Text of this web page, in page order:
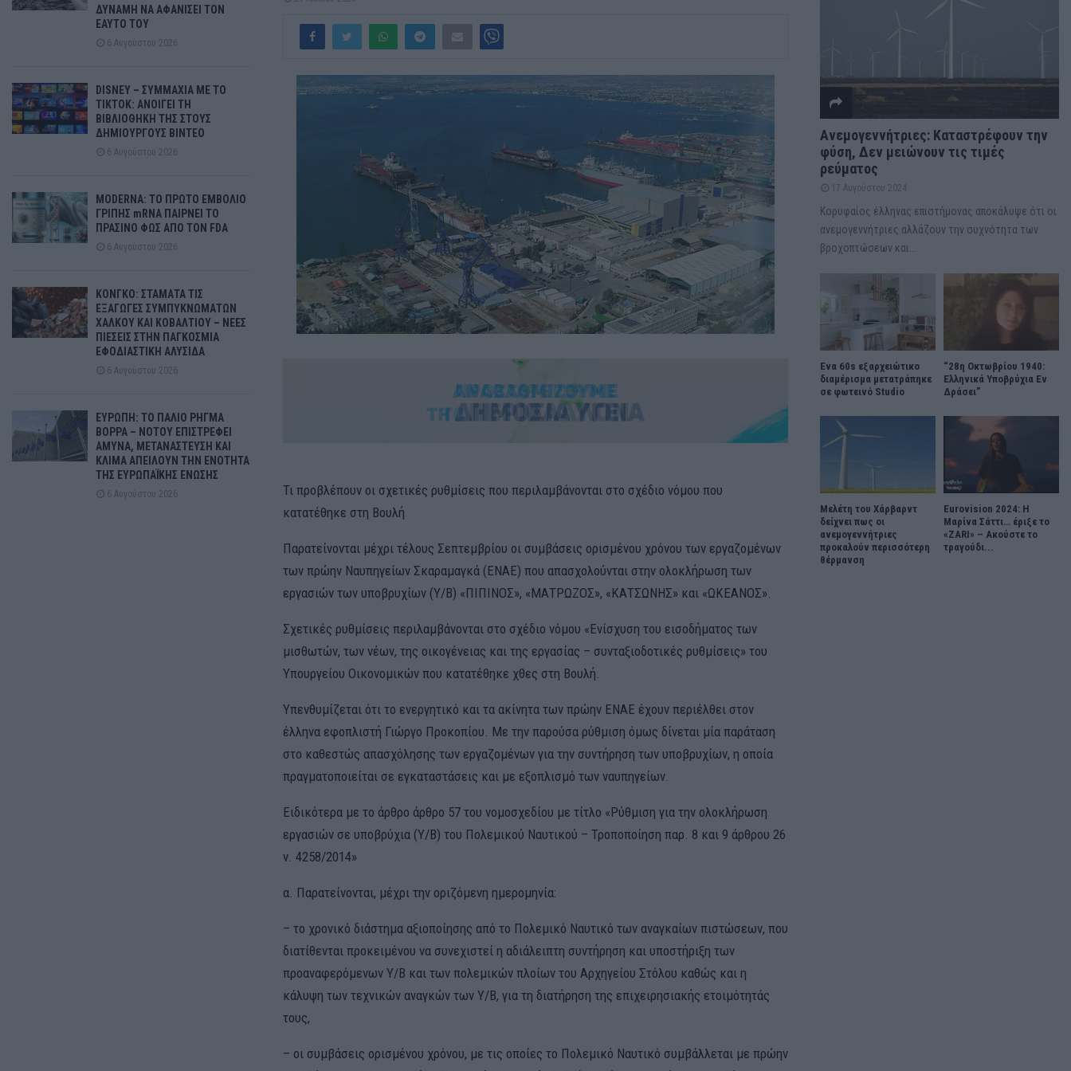
Τι προβλέπουν οι σχετικές ρυθμίσεις που περιλαμβάνονται στο σχέδιο νόμου που
κατατέθηκε στη Βουλή
Παρατείνονται μέχρι τέλους Σεπτεμβρίου οι συμβάσεις ορισμένου χρόνου των εργαζομένων
των πρώην Ναυπηγείων Σκαραμαγκά (ΕΝΑΕ) που απασχολούνται στην ολοκλήρωση των
εργασιών των υποβρυχίων (Υ/Β) «ΠΙΠΙΝΟΣ», «ΜΑΤΡΩΖΟΣ», «ΚΑΤΣΩΝΗΣ» και «ΩΚΕΑΝΟΣ».
Σχετικές ρυθμίσεις περιλαμβάνονται στο σχέδιο νόμου «Ενίσχυση του εισοδήματος των
μισθωτών, των νέων, της οικογένειας και της εργασίας – συνταξιοδοτικές ρυθμίσεις» του
Υπουργείου Οικονομικών που κατατέθηκε χθες στη Βουλή.
Υπενθυμίζεται ότι το ενεργητικό και τα ακίνητα των πρώην ΕΝΑΕ έχουν περιέλθει στον
έλληνα εφοπλιστή Γιώργο Προκοπίου. Με την παρούσα ρύθμιση όμως δίνεται μία παράταση
στο καθεστώς απασχόλησης των εργαζομένων για την συντήρηση των υποβρυχίων, η οποία
πραγματοποιείται σε εγκαταστάσεις και με εξοπλισμό των ναυπηγείων.
Ειδικότερα με το άρθρο άρθρο 57 του νομοσχεδίου με τίτλο «Ρύθμιση για την ολοκλήρωση
εργασιών σε υποβρύχια (Υ/Β) του Πολεμικού Ναυτικού – Τροποποίηση παρ. 8 και 9 άρθρου 26
ν. 4258/2014»
α. Παρατείνονται, μέχρι την οριζόμενη ημερομηνία:
– το χρονικό διάστημα αξιοποίησης από το Πολεμικό Ναυτικό των αναγκαίων πιστώσεων, που
διατίθενται προκειμένου να συνεχιστεί η αδιάλειπτη συντήρηση και υποστήριξη των
προαναφερόμενων Υ/Β και των πολεμικών πλοίων του Αρχηγείου Στόλου καθώς και η
κάλυψη των τεχνικών αναγκών των Υ/Β, για τη διατήρηση της επιχειρησιακής ετοιμότητάς
τους,
– οι συμβάσεις ορισμένου χρόνου, με τις οποίες το Πολεμικό Ναυτικό συμβάλλεται με πρώην
ΔΥΝΑΜΗ ΝΑ ΑΦΑΝΙΣΕΙ ΤΟΝ
ΕΑΥΤΟ ΤΟΥ
6 Αυγούστου 2026
DISNEY – ΣΥΜΜΑΧΙΑ ΜΕ ΤΟ
TIKTOK: ΑΝΟΙΓΕΙ ΤΗ
ΒΙΒΛΙΟΘΗΚΗ ΤΗΣ ΣΤΟΥΣ
ΔΗΜΙΟΥΡΓΟΥΣ ΒΙΝΤΕΟ
6 Αυγούστου 2026
MODERNA: ΤΟ ΠΡΩΤΟ ΕΜΒΟΛΙΟ
ΓΡΙΠΗΣ mRNA ΠΑΙΡΝΕΙ ΤΟ
ΠΡΑΣΙΝΟ ΦΩΣ ΑΠΟ ΤΟΝ FDA
6 Αυγούστου 2026
ΚΟΝΓΚΟ: ΣΤΑΜΑΤΑ ΤΙΣ
ΕΞΑΓΩΓΕΣ ΣΥΜΠΥΚΝΩΜΑΤΩΝ
ΧΑΛΚΟΥ ΚΑΙ ΚΟΒΑΛΤΙΟΥ – ΝΕΕΣ
ΠΙΕΣΕΙΣ ΣΤΗΝ ΠΑΓΚΟΣΜΙΑ
ΕΦΟΔΙΑΣΤΙΚΗ ΑΛΥΣΙΔΑ
6 Αυγούστου 2026
ΕΥΡΩΠΗ: ΤΟ ΠΑΛΙΟ ΡΗΓΜΑ
ΒΟΡΡΑ – ΝΟΤΟΥ ΕΠΙΣΤΡΕΦΕΙ
ΑΜΥΝΑ, ΜΕΤΑΝΑΣΤΕΥΣΗ ΚΑΙ
ΚΛΙΜΑ ΑΠΕΙΛΟΥΝ ΤΗΝ ΕΝΟΤΗΤΑ
ΤΗΣ ΕΥΡΩΠΑΪΚΗΣ ΕΝΩΣΗΣ
6 Αυγούστου 2026
Ανεμογεννήτριες: Καταστρέφουν την
φύση, Δεν μειώνουν τις τιμές
ρεύματος
17 Αυγούστου 2024
Κορυφαίος έλληνας επιστήμονας αποκάλυψε ότι οι
ανεμογεννήτριες αλλάζουν την συχνότητα των
βροχοπτώσεων και...
Ένα 60s εξαρχειώτικο
διαμέρισμα μετατράπηκε
σε φωτεινό Studio
“28η Οκτωβρίου 1940:
Ελληνικά Υποβρύχια Εν
Δράσει”
Μελέτη του Χάρβαρντ
δείχνει πως οι
ανεμογεννήτριες
προκαλούν περισσότερη
θέρμανση
Eurovision 2024: Η
Μαρίνα Σάττι… έριξε το
«ZARI» – Ακούστε το
τραγούδι...